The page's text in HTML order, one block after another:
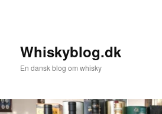
Whiskyblog.dk
En dansk blog om whisky